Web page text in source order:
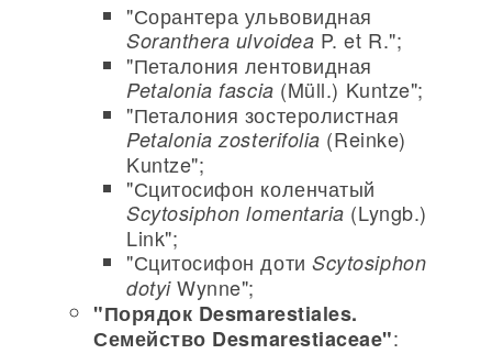
"Сорантера ульвовидная
Soranthera ulvoidea P. et R.";
"Петалония лентовидная
Petalonia fascia (Müll.) Kuntze";
"Петалония зостеролистная
Petalonia zosterifolia (Reinke)
Kuntze";
"Сцитосифон коленчатый
Scytosiphon lomentaria (Lyngb.)
Link";
"Сцитосифон дотиScytosiphon
dotyiWynne";
"Порядок Desmarestiales.
Семейство Desmarestiaceae":